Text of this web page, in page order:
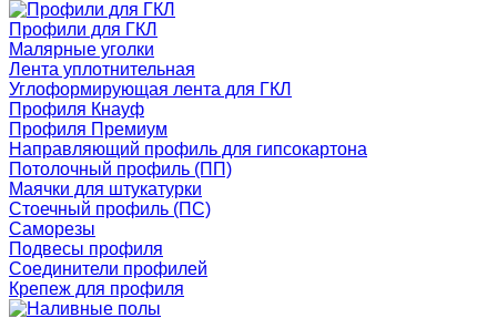
Профили для ГКЛ
Малярные уголки
Лента уплотнительная
Углоформирующая лента для ГКЛ
Профиля Кнауф
Профиля Премиум
Направляющий профиль для гипсокартона
Потолочный профиль (ПП)
Маячки для штукатурки
Стоечный профиль (ПС)
Саморезы
Подвесы профиля
Соединители профилей
Крепеж для профиля